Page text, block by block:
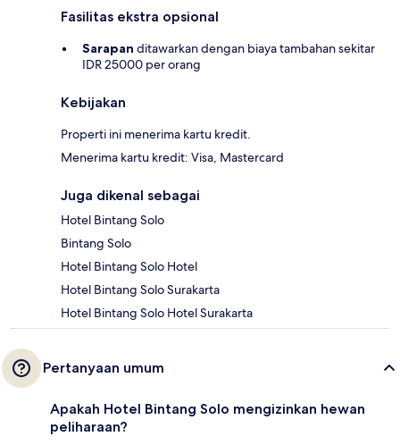
Fasilitas ekstra opsional
Sarapan ditawarkan dengan biaya tambahan sekitar
IDR 25000 per orang
Kebijakan
Properti ini menerima kartu kredit.
Menerima kartu kredit: Visa, Mastercard
Juga dikenal sebagai
Hotel Bintang Solo
Bintang Solo
Hotel Bintang Solo Hotel
Hotel Bintang Solo Surakarta
Hotel Bintang Solo Hotel Surakarta
Pertanyaan umum
Apakah Hotel Bintang Solo mengizinkan hewan
peliharaan?